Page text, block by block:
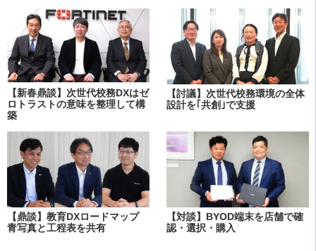
【新春鼎談】次世代校務DXはゼ
ロトラストの意味を整理して構
築
【討議】次世代校務環境の全体
設計を｢共創｣で支援
【鼎談】教育DXロードマップ
青写真と工程表を共有
【対談】BYOD端末を店舗で確
認・選択・購入